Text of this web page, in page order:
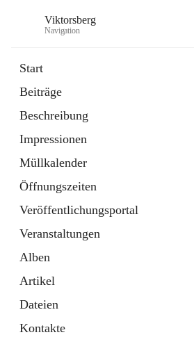
Viktorsberg
Navigation
Start
Beiträge
Beschreibung
Impressionen
Müllkalender
Öffnungszeiten
Veröffentlichungsportal
Veranstaltungen
Alben
Artikel
Dateien
Kontakte